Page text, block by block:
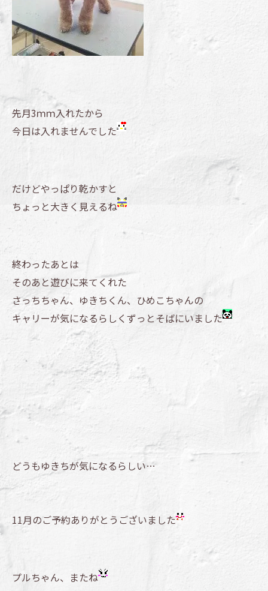
先月3ｍｍ入れたから
今日は入れませんでした
だけどやっぱり乾かすと
ちょっと大きく見えるね
終わったあとは
そのあと遊びに来てくれた
さっちちゃん、ゆきちくん、ひめこちゃんの
キャリーが気になるらしくずっとそばにいました
どうもゆきちが気になるらしい…
11月のご予約ありがとうございました
プルちゃん、またね